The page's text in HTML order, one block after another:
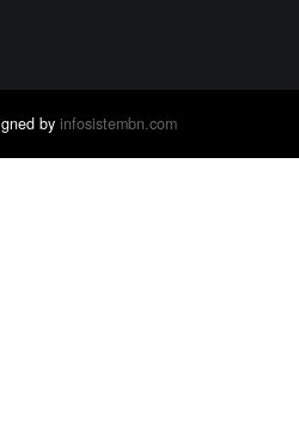
by infosistembn.com